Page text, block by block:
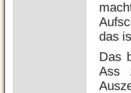
das
Das
Ass